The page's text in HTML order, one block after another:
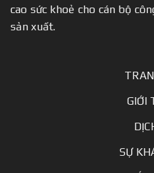
cao sức khoẻ cho cán bộ
sản xuất.
GIỚI
SỰ